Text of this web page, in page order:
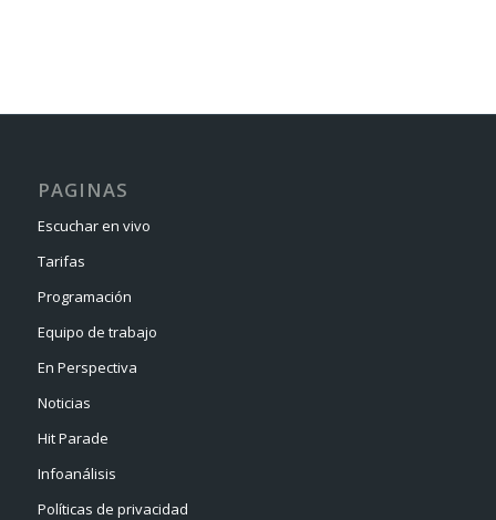
PAGINAS
Escuchar en vivo
Tarifas
Programación
Equipo de trabajo
En Perspectiva
Noticias
Hit Parade
Infoanálisis
Políticas de privacidad